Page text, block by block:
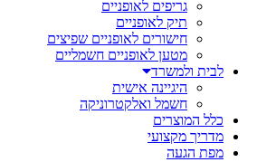
גריפים לאופניים
תיק לאופניים
חישורים לאופניים שפיצים
מטען לאופניים חשמליים
לבית ולמשרד
היגיינה אישית
חשמל ואלקטרוניקה
כלל המוצרים
מדריך מקצועי
מפת הגעה